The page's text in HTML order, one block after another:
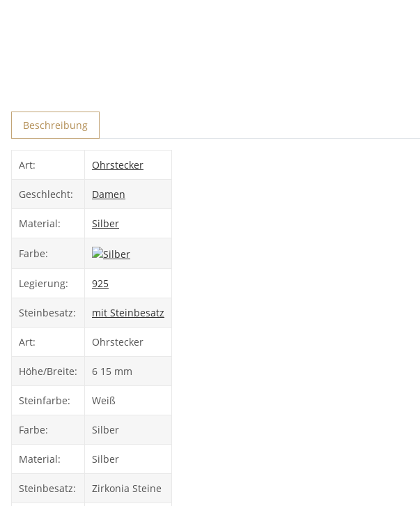
Beschreibung
Art: Ohrstecker
Geschlecht: Damen
Material: Silber
Farbe:
Legierung: 925
Steinbesatz: mit Steinbesatz
Art: Ohrstecker
Höhe/Breite: 6 15 mm
Steinfarbe: Weiß
Farbe: Silber
Material: Silber
Steinbesatz: Zirkonia Steine